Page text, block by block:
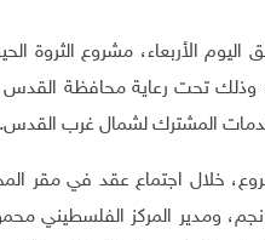
2025 وفا- أُطلق اليوم الأربعاء،
وذلك تحت رعاية محافظة
المشترك لشمال غرب القدس.
خلال اجتماع عقد في مقر
ومدير المركز الفلسطيني